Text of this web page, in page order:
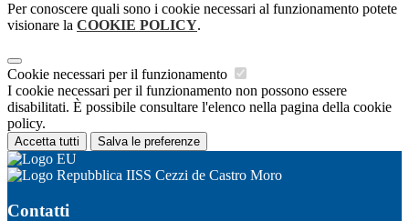
Per conoscere quali sono i cookie necessari al funzionamento potete
visionare la COOKIE POLICY.
Cookie necessari per il funzionamento
I cookie necessari per il funzionamento non possono essere
disabilitati. È possibile consultare l'elenco nella pagina della cookie
policy.
Accetta tutti Salva le preferenze
IISS Cezzi de Castro Moro
Contatti